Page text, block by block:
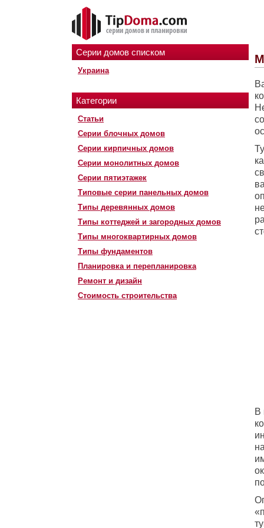
Серии домов списком
Украина
Категории
Статьи
Серии блочных домов
Серии кирпичных домов
Серии монолитных домов
Серии пятиэтажек
Типовые серии панельных домов
Типы деревянных домов
Типы коттеджей и загородных домов
Типы многоквартирных домов
Типы фундаментов
Планировка и перепланировка
Ремонт и дизайн
Стоимость строительства
В